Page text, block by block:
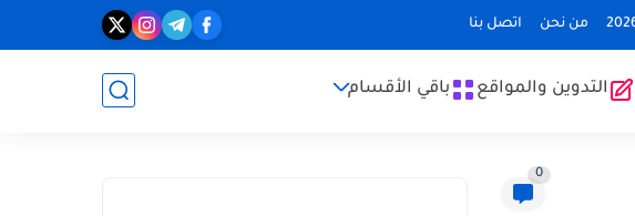
من نحن اتصل بنا
التدوين والمواقع باقي الأقسام
0